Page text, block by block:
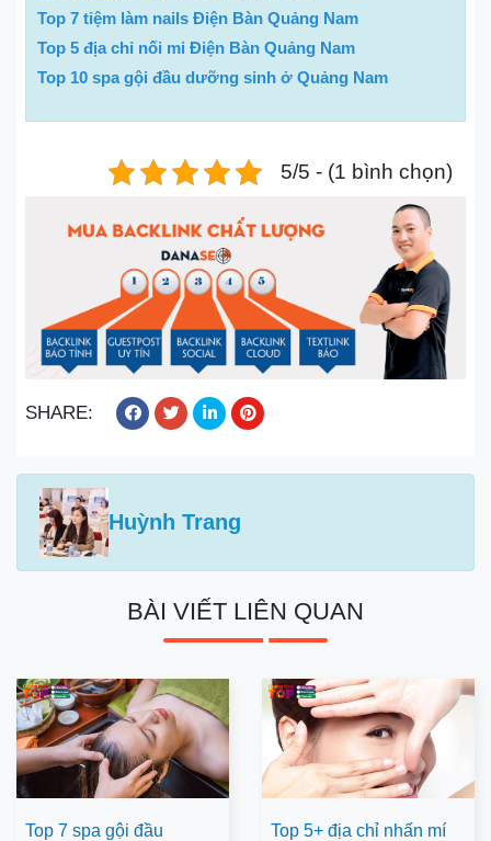
Top 7 tiệm làm nails Điện Bàn Quảng Nam
Top 5 địa chỉ nối mi Điện Bàn Quảng Nam
Top 10 spa gội đầu dưỡng sinh ở Quảng Nam
5/5 - (1 bình chọn)
SHARE:
Huỳnh Trang
BÀI VIẾT LIÊN QUAN
Top 7 spa gội đầu
Top 5+ địa chỉ nhấn mí